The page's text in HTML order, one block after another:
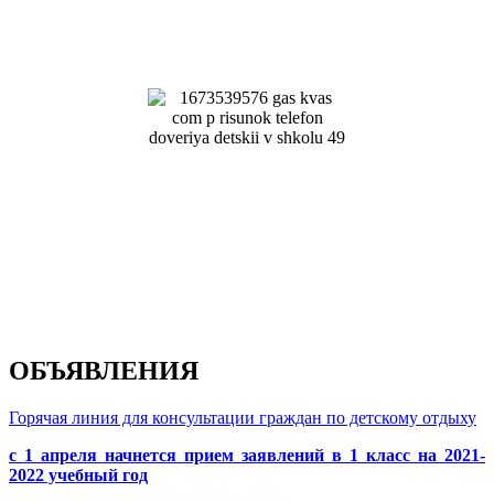
ОБЪЯВЛЕНИЯ
Горячая линия для консультации граждан по детскому отдыху
с 1 апреля начнется прием заявлений в 1 класс на 2021-
2022 учебный год